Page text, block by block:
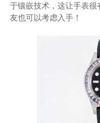
于镶嵌技术，这让手表
友也可以考虑入手！